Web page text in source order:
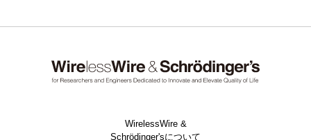
WirelessWire &
Schrödinger'sについて